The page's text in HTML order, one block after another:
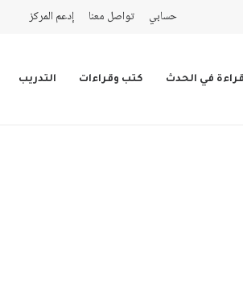
حسابي تواصل معنا إدعم المركز
قراءة في الحدث كتب وقراءات التدريب